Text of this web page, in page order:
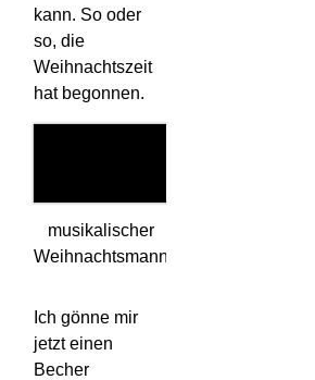
kann. So oder
so, die
Weihnachtszeit
hat begonnen.
musikalischer
Weihnachtsmann
Ich gönne mir
jetzt einen
Becher